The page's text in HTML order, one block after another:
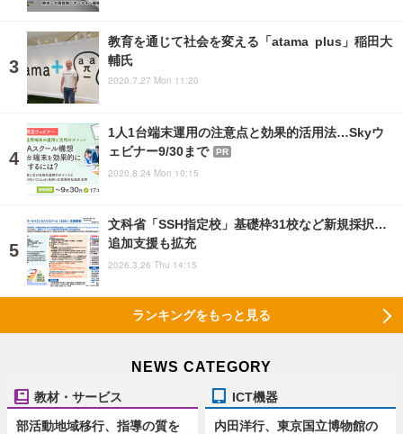
教育を通じて社会を変える「atama plus」稲田大
輔氏
2020.7.27 Mon 11:20
1人1台端末運用の注意点と効果的活用法…Skyウ
ェビナー9/30まで
PR
2020.8.24 Mon 10:15
文科省「SSH指定校」基礎枠31校など新規採択…
追加支援も拡充
2026.3.26 Thu 14:15
ランキングをもっと見る
NEWS CATEGORY
教材・サービス
部活動地域移行、指導の質を
ICT機器
内田洋行、東京国立博物館の